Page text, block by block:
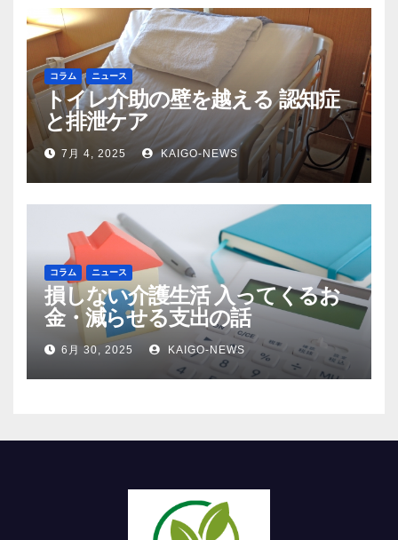
コラム ニュース
トイレ介助の壁を越える 認知症
と排泄ケア
7月 4, 2025 KAIGO-NEWS
コラム ニュース
損しない介護生活 入ってくるお
金・減らせる支出の話
6月 30, 2025 KAIGO-NEWS